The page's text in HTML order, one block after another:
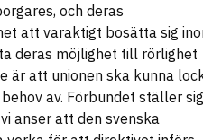
och deras
att varaktigt bosätta sig
deras möjlighet till rörlighet
är att unionen ska kunna
av. Förbundet ställer sig
anser att den svenska